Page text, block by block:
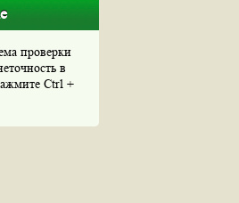
проверки
в
Ctrl +